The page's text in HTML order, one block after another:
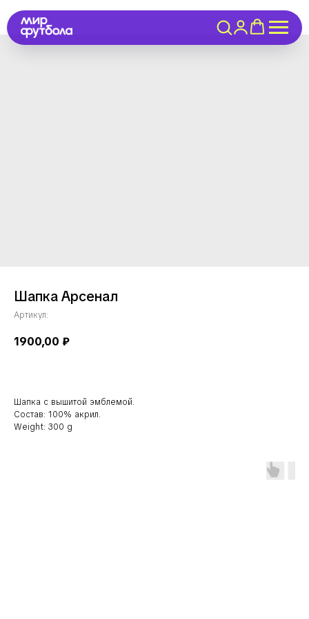
Шапка Арсенал
Артикул:
1900,00 ₽
Шапка с вышитой эмблемой.
Состав: 100% акрил.
Weight: 300 g